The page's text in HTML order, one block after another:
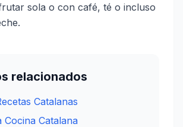
sola o con café, té o incluso
relacionados
Catalanas
Cocina Catalana